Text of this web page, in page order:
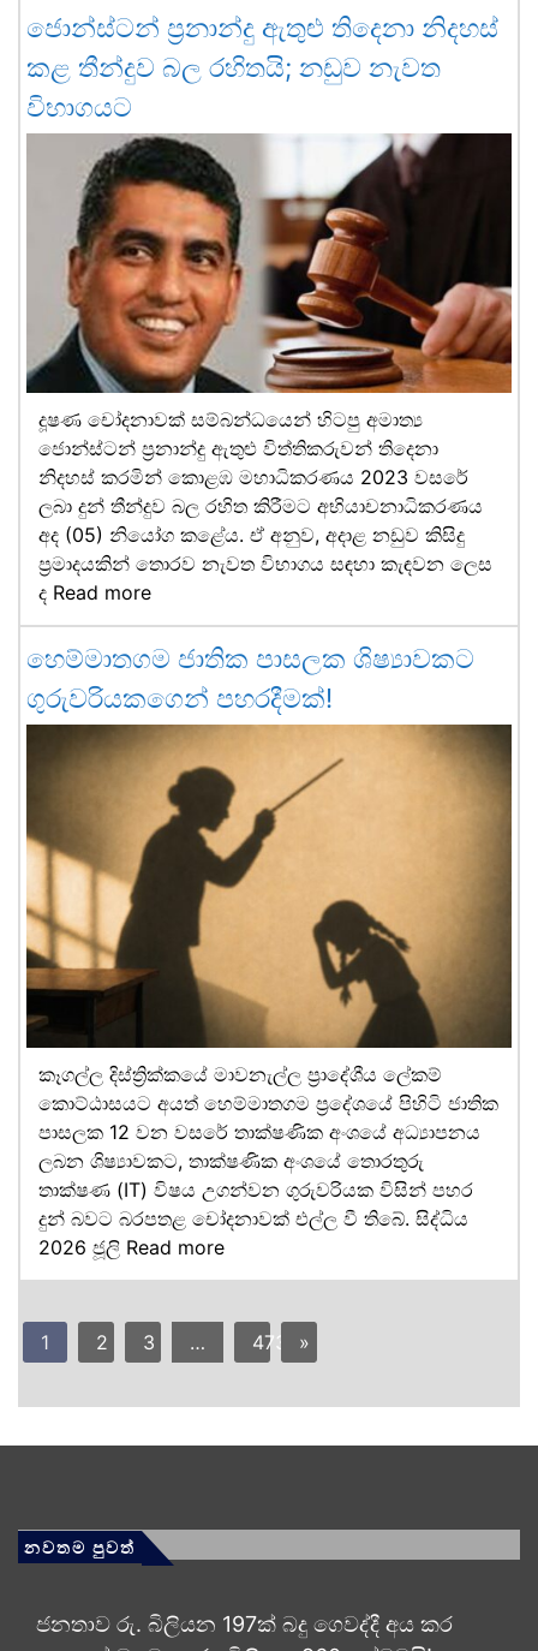
ජොන්ස්ටන් ප්‍රනාන්දු ඇතුළු තිදෙනා නිදහස්
කළ තීන්දුව බල රහිතයි; නඩුව නැවත
විභාගයට
දූෂණ චෝදනාවක් සම්බන්ධයෙන් හිටපු අමාත්‍ය
ජොන්ස්ටන් ප්‍රනාන්දු ඇතුළු විත්තිකරුවන් තිදෙනා
නිදහස් කරමින් කොළඹ මහාධිකරණය 2023 වසරේ
ලබා දුන් තීන්දුව බල රහිත කිරීමට අභියාචනාධිකරණය
අද (05) නියෝග කළේය. ඒ අනුව, අදාළ නඩුව කිසිදු
ප්‍රමාදයකින් තොරව නැවත විභාගය සඳහා කැඳවන ලෙස
ද Read more
හෙම්මාතගම ජාතික පාසලක ශිෂ්‍යාවකට
ගුරුවරියකගෙන් පහරදීමක්!
කෑගල්ල දිස්ත්‍රික්කයේ මාවනැල්ල ප්‍රාදේශීය ලේකම්
කොට්ඨාසයට අයත් හෙම්මාතගම ප්‍රදේශයේ පිහිටි ජාතික
පාසලක 12 වන වසරේ තාක්ෂණික අංශයේ අධ්‍යාපනය
ලබන ශිෂ්‍යාවකට, තාක්ෂණික අංශයේ තොරතුරු
තාක්ෂණ (IT) විෂය උගන්වන ගුරුවරියක විසින් පහර
දුන් බවට බරපතළ චෝදනාවක් එල්ල වී තිබේ. සිද්ධිය
2026 ජූලි Read more
1 2 3 … 473 »
නවතම පුවත්
ජනතාව රු. බිලියන 197ක් බදු ගෙවද්දී අය කර